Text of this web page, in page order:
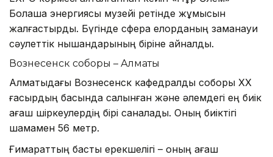
Болашақ энергиясы музейі ретінде жұмысын
жалғастырды. Бүгінде сфера елорданың заманауи
сәулеттік нышандарының біріне айналды.
Вознесенск соборы – Алматы
Алматыдағы Вознесенск кафедралды соборы ХХ
ғасырдың басында салынған және әлемдегі ең биік
ағаш шіркеулердің бірі саналады. Оның биіктігі
шамамен 56 метр.
Ғимараттың басты ерекшелігі – оның ағаш